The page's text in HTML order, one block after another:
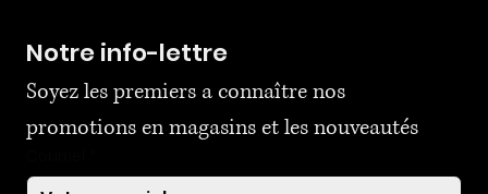
Notre info-lettre
Soyez les premiers a connaître nos
promotions en magasins et les nouveautés